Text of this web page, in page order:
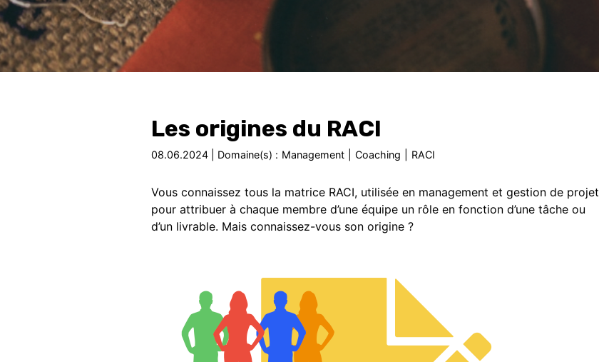
Les origines du RACI
08.06.2024 | Domaine(s) : Management Coaching RACI
Vous connaissez tous la matrice RACI, utilisée en management et gestion de projet
pour attribuer à chaque membre d’une équipe un rôle en fonction d’une tâche ou
d’un livrable. Mais connaissez-vous son origine ?